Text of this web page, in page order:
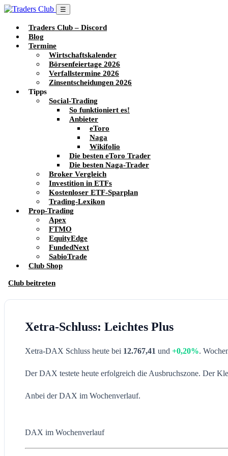
☰
Traders Club – Discord
Blog
Termine
Wirtschaftskalender
Börsenfeiertage 2026
Verfallstermine 2026
Zinsentscheidungen 2026
Tipps
Social-Trading
So funktioniert es!
Anbieter
eToro
Naga
Wikifolio
Die besten eToro Trader
Die besten Naga-Trader
Broker Vergleich
Investition in ETFs
Kostenloser ETF-Sparplan
Trading-Lexikon
Prop-Trading
Apex
FTMO
EquityEdge
FundedNext
SabioTrade
Club Shop
Club beitreten
Xetra-Schluss: Leichtes Plus
Xetra-DAX Schluss heute bei 12.767,41 und +0,20%.
Der DAX testete heute erfolgreich die Ausbruchszone. Der
Anbei der DAX im Wochenverlauf.
DAX im Wochenverlauf